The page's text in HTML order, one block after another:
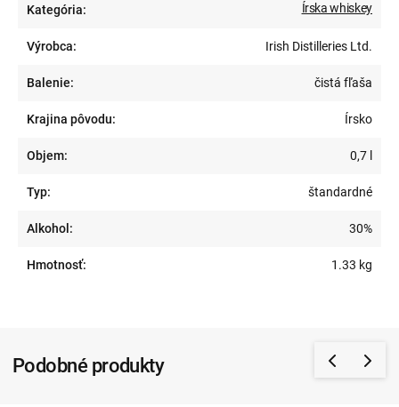
Kategória: Írska whiskey
Výrobca: Irish Distilleries Ltd.
Balenie: čistá fľaša
Krajina pôvodu: Írsko
Objem: 0,7 l
Typ: štandardné
Alkohol: 30%
Hmotnosť: 1.33 kg
Podobné produkty